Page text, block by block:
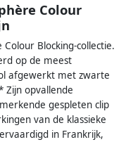
Colour
Blocking-collectie.
op de meest
afgewerkt met zwarte
Zijn opvallende
gespleten clip
van de klassieke
in Frankrijk,